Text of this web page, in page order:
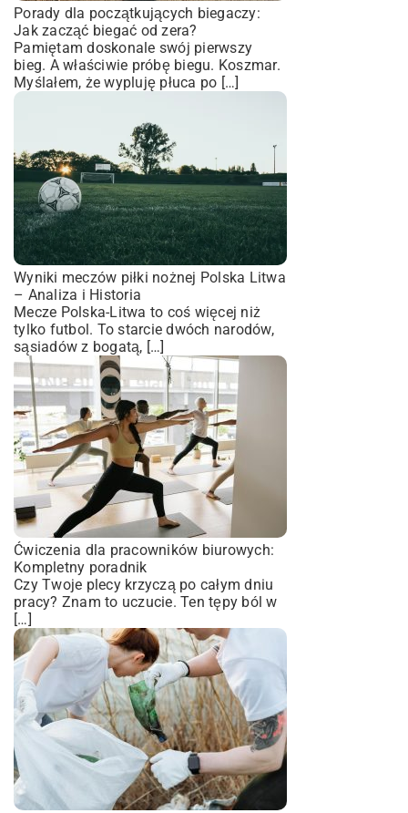
Porady dla początkujących biegaczy:
Jak zacząć biegać od zera?
Pamiętam doskonale swój pierwszy
bieg. A właściwie próbę biegu. Koszmar.
Myślałem, że wypluję płuca po […]
Wyniki meczów piłki nożnej Polska Litwa
– Analiza i Historia
Mecze Polska-Litwa to coś więcej niż
tylko futbol. To starcie dwóch narodów,
sąsiadów z bogatą, […]
Ćwiczenia dla pracowników biurowych:
Kompletny poradnik
Czy Twoje plecy krzyczą po całym dniu
pracy? Znam to uczucie. Ten tępy ból w
[…]